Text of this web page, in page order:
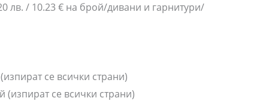
лв. / 10.23 € на брой/дивани и гарнитури/
се всички страни)
(изпират се всички страни)